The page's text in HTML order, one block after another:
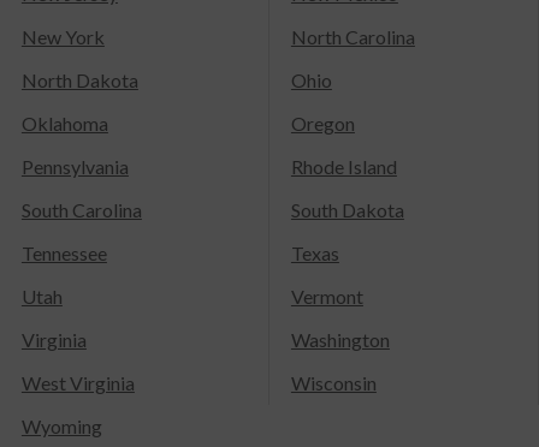
New York
North Carolina
North Dakota
Ohio
Oklahoma
Oregon
Pennsylvania
Rhode Island
South Carolina
South Dakota
Tennessee
Texas
Utah
Vermont
Virginia
Washington
West Virginia
Wisconsin
Wyoming